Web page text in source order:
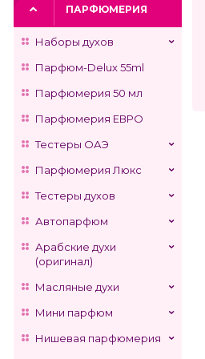
ПАРФЮМЕРИЯ
Наборы духов
Парфюм-Delux 55ml
Парфюмерия 50 мл
Парфюмерия ЕВРО
Тестеры ОАЭ
Парфюмерия Люкс
Тестеры духов
Автопарфюм
Арабские духи
(оригинал)
Масляные духи
Мини парфюм
Нишевая парфюмерия